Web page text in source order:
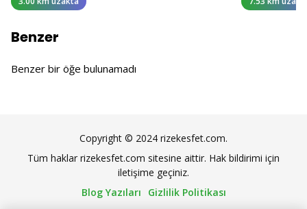
Benzer
Benzer bir öğe bulunamadı
Copyright © 2024 rizekesfet.com.
Tüm haklar rizekesfet.com sitesine aittir. Hak bildirimi için
iletişime geçiniz.
Blog Yazıları
Gizlilik Politikası